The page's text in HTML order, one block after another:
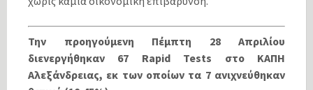
Την προηγούμενη Πέμπτη 28 Απριλίου
διενεργήθηκαν 67 Rapid Tests στο ΚΑΠΗ
Αλεξάνδρειας, εκ των οποίων τα 7 ανιχνεύθηκαν